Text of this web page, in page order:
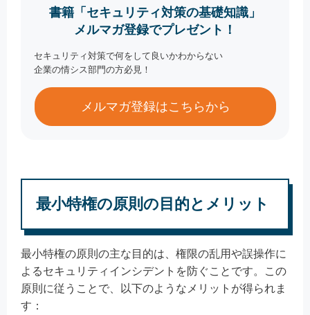
書籍「セキュリティ対策の基礎知識」
メルマガ登録でプレゼント！
セキュリティ対策で何をして良いかわからない
企業の情シス部門の方必見！
メルマガ登録はこちらから
最小特権の原則の目的とメリット
最小特権の原則の主な目的は、権限の乱用や誤操作に
よるセキュリティインシデントを防ぐことです。この
原則に従うことで、以下のようなメリットが得られま
す：